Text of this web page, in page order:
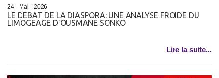
24 - Mai - 2026
LE DEBAT DE LA DIASPORA: UNE ANALYSE FROIDE DU
LIMOGEAGE D'OUSMANE SONKO
Lire la suite...